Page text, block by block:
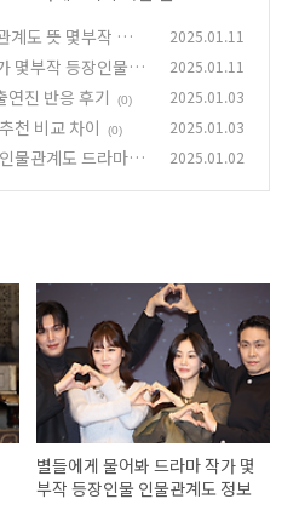
도 뜻 몇부작 수위
2025.01.11
몇부작 등장인물 인
2025.01.11
연진 반응 후기 (0) 2025.01.03
천 비교 차이 (0) 2025.01.03
물관계도 드라마 정
2025.01.02
별들에게 물어봐 드라마 작가 몇
부작 등장인물 인물관계도 정보